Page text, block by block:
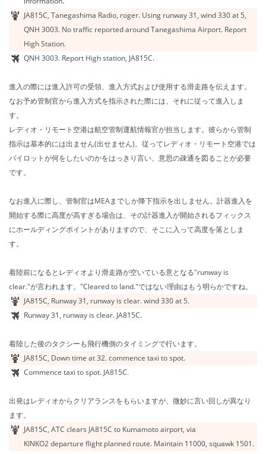
JA815C, Tanegashima Radio, roger. Using runway 31, wind 330 at 5,
QNH 3003. No traffic reported around Tanegashima Airport. Report
High Station.
QNH 3003. Report High station, JA815C.
進入の際には進入許可の受領、進入方式および使用する滑走路を伝えます。
なお予め管制官から進入方式を指示された際には、それに従って進入しま
す。
レディオ・リモート空港は航空管制運航情報官が担当します。彼らから管制
指示は基本的には出ません(出せません)。従ってレディオ・リモート空港では
パイロットが何をしたいのかをはっきり言い、意思の疎通を図ることが必要
です。
なお進入に際し、管制官はMEAまでしか降下指示を出しません。計器進入を
開始する際に高度が高すぎる場合は、その計器進入が開始されるフィックス
にホールディングポイントがありますので、そこに入って高度を落としま
す。
着陸前になるとレディオより滑走路が空いている意となる"runway is
clear."が言われます。"Cleared to land."ではない理由はもう明らかですね。
JA815C, Runway 31, runway is clear. wind 330 at 5.
Runway 31, runway is clear. JA815C.
着陸した後のタクシーも飛行機側のタイミングで行います。
JA815C, Down time at 32. commence taxi to spot.
Commence taxi to spot. JA815C.
出発はレディオからクリアランスをもらいますが、微妙に言い回しが異なり
ます。
JA815C, ATC clears JA815C to Kumamoto airport, via
KINKO2 departure flight planned route. Maintain 11000, squawk 1501.